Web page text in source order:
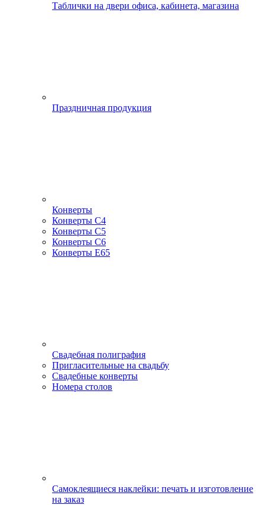
Таблички на двери офиса, кабинета, магазина
Праздничная продукция
Конверты
Конверты С4
Конверты С5
Конверты С6
Конверты Е65
Свадебная полиграфия
Пригласительные на свадьбу
Свадебные конверты
Номера столов
Самоклеящиеся наклейки: печать и изготовление
на заказ